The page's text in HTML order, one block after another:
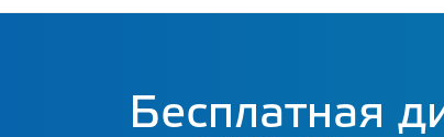
Бесплатная